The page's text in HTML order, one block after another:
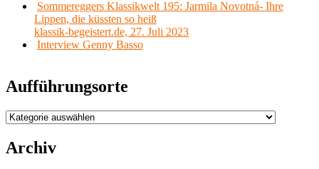
Sommereggers Klassikwelt 195: Jarmila Novotná- Ihre
Lippen, die küssten so heiß
klassik-begeistert.de, 27. Juli 2023
Interview Genny Basso
Aufführungsorte
Aufführungsorte
Archiv